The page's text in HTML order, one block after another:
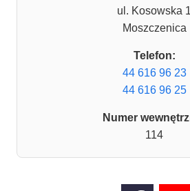
ul. Kosowska 1
Moszczenica
Telefon:
44 616 96 23
44 616 96 25
Numer
114